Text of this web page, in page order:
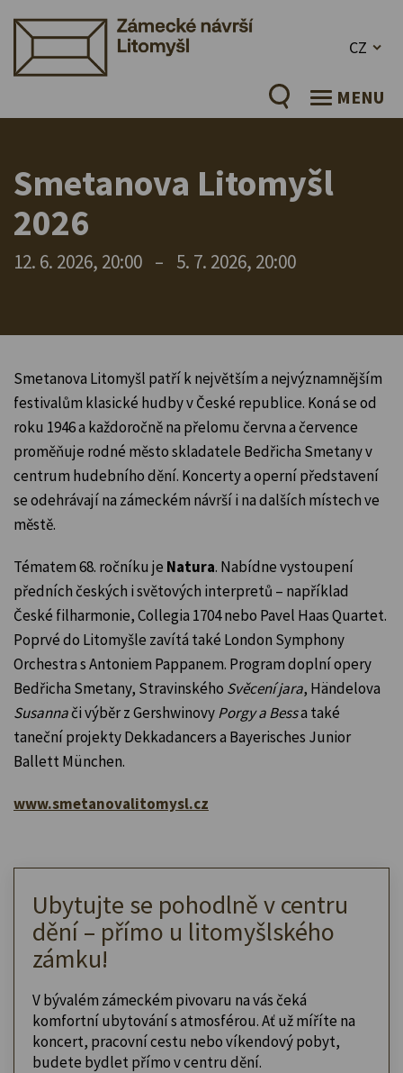
CZ
MENU
Smetanova Litomyšl
2026
12. 6. 2026, 20:00 – 5. 7. 2026, 20:00
Smetanova Litomyšl patří k největším a nejvýznamnějším
festivalům klasické hudby v České republice. Koná se od
roku 1946 a každoročně na přelomu června a července
proměňuje rodné město skladatele Bedřicha Smetany v
centrum hudebního dění. Koncerty a operní představení
se odehrávají na zámeckém návrší i na dalších místech ve
městě.
Tématem 68. ročníku je Natura. Nabídne vystoupení
předních českých i světových interpretů – například
České filharmonie, Collegia 1704 nebo Pavel Haas Quartet.
Poprvé do Litomyšle zavítá také London Symphony
Orchestra s Antoniem Pappanem. Program doplní opery
Bedřicha Smetany, Stravinského Svěcení jara, Händelova
Susannači výběr z GershwinovyPorgy a Bessa také
taneční projekty Dekkadancers a Bayerisches Junior
Ballett München.
www.smetanovalitomysl.cz
Ubytujte se pohodlně v centru
dění – přímo u litomyšlského
zámku!
V bývalém zámeckém pivovaru na vás čeká
komfortní ubytování s atmosférou. Ať už míříte na
koncert, pracovní cestu nebo víkendový pobyt,
budete bydlet přímo v centru dění.